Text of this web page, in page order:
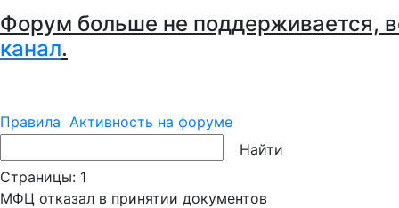
Форум больше не поддерживается,
канал.
Правила Активность на форуме
Страницы: 1
МФЦ отказал в принятии документов